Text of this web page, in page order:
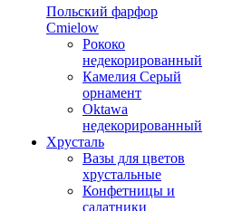
Польский фарфор
Сmielow
Рококо
недекорированный
Камелия Серый
орнамент
Oktawa
недекорированный
Хрусталь
Вазы для цветов
хрустальные
Конфетницы и
салатники